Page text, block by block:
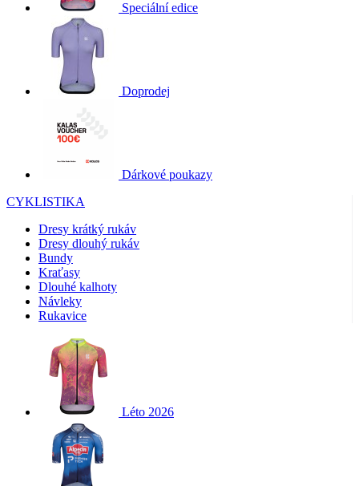
Speciální edice
Doprodej
Dárkové poukazy
CYKLISTIKA
Dresy krátký rukáv
Dresy dlouhý rukáv
Bundy
Kraťasy
Dlouhé kalhoty
Návleky
Rukavice
Léto 2026